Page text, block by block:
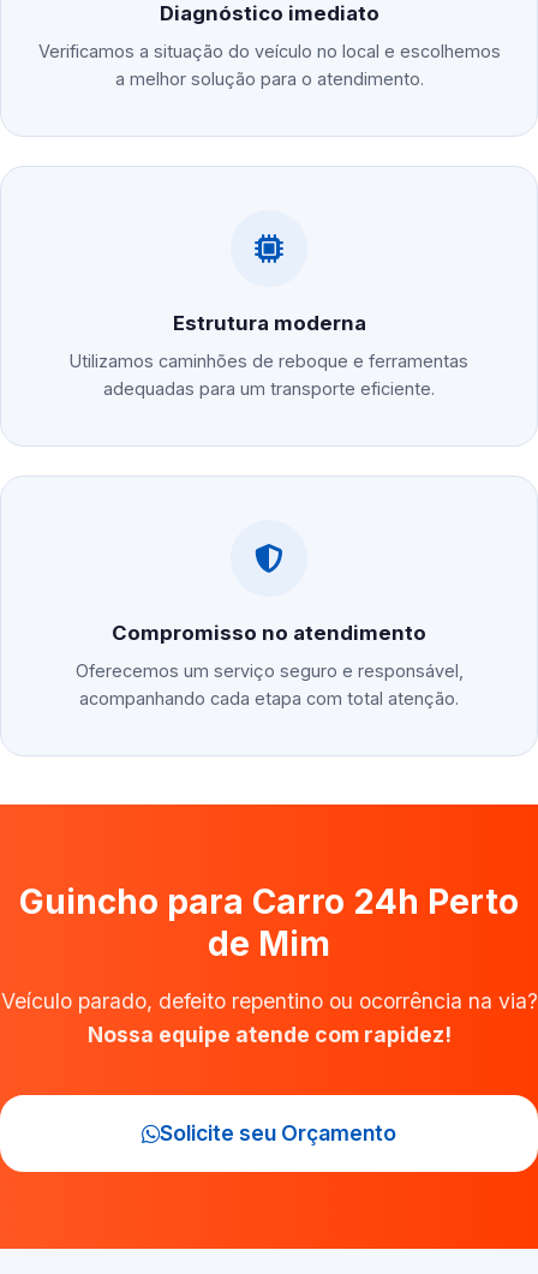
Diagnóstico imediato
Verificamos a situação do veículo no local e escolhemos
a melhor solução para o atendimento.
Estrutura moderna
Utilizamos caminhões de reboque e ferramentas
adequadas para um transporte eficiente.
Compromisso no atendimento
Oferecemos um serviço seguro e responsável,
acompanhando cada etapa com total atenção.
Guincho para Carro 24h Perto
de Mim
Veículo parado, defeito repentino ou ocorrência na via?
Nossa equipe atende com rapidez!
Solicite seu Orçamento